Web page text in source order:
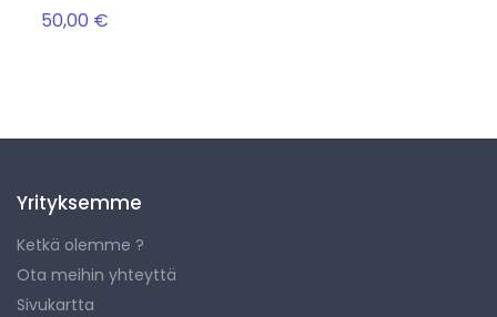
50,00 €
Yrityksemme
Ketkä olemme ?
Ota meihin yhteyttä
Sivukartta